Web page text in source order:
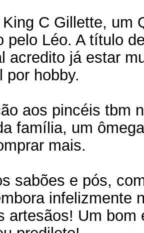
C Gillette, um
pelo Léo. A título
acredito já estar
por hobby.
aos pincéis tbm
família, um
mais.
sabões e pós,
infelizmente
artesãos! Um